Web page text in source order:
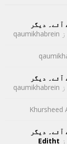
دیگر
qaumikhabrein
دیگر
qaumikhabrein
Khursheed
دیگر
Editht